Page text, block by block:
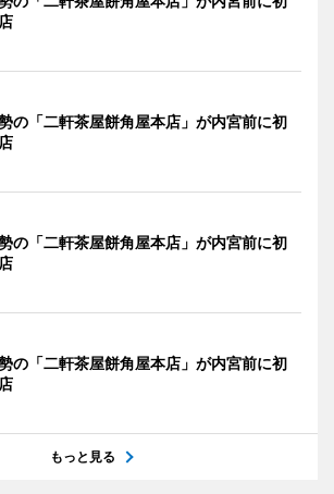
の「二軒茶屋餅角屋本店」が内宮前に初
の「二軒茶屋餅角屋本店」が内宮前に初
の「二軒茶屋餅角屋本店」が内宮前に初
もっと見る